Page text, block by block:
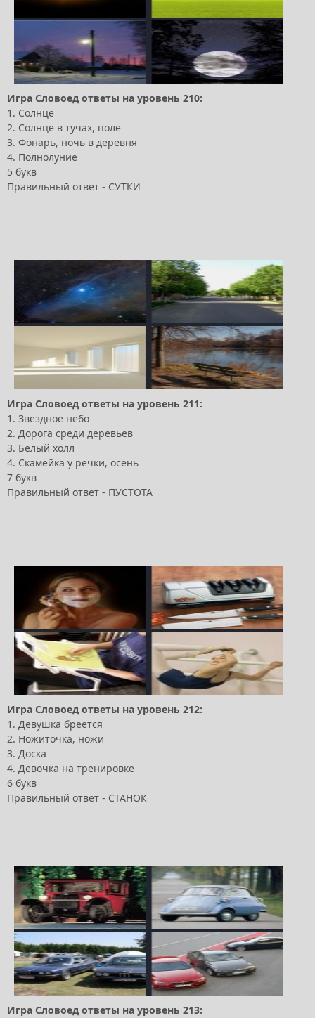
Игра Словоед ответы на уровень 210:
1. Солнце
2. Солнце в тучах, поле
3. Фонарь, ночь в деревня
4. Полнолуние
5 букв
Правильный ответ - СУТКИ
Игра Словоед ответы на уровень 211:
1. Звездное небо
2. Дорога среди деревьев
3. Белый холл
4. Скамейка у речки, осень
7 букв
Правильный ответ - ПУСТОТА
Игра Словоед ответы на уровень 212:
1. Девушка бреется
2. Ножиточка, ножи
3. Доска
4. Девочка на тренировке
6 букв
Правильный ответ - СТАНОК
Игра Словоед ответы на уровень 213: